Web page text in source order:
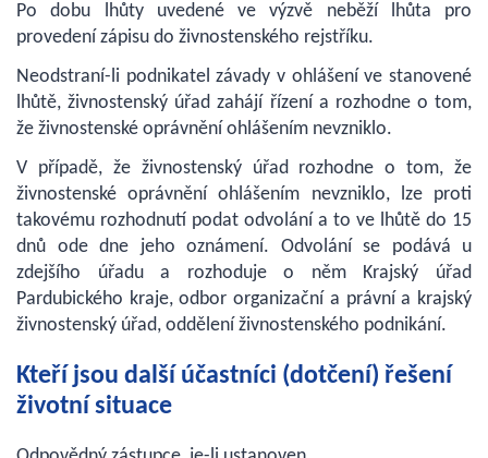
Po dobu lhůty uvedené ve výzvě neběží lhůta pro
provedení zápisu do živnostenského rejstříku.
Neodstraní-li podnikatel závady v ohlášení ve stanovené
lhůtě, živnostenský úřad zahájí řízení a rozhodne o tom,
že živnostenské oprávnění ohlášením nevzniklo.
V případě, že živnostenský úřad rozhodne o tom, že
živnostenské oprávnění ohlášením nevzniklo, lze proti
takovému rozhodnutí podat odvolání a to ve lhůtě do 15
dnů ode dne jeho oznámení. Odvolání se podává u
zdejšího úřadu a rozhoduje o něm Krajský úřad
Pardubického kraje, odbor organizační a právní a krajský
živnostenský úřad, oddělení živnostenského podnikání.
Kteří jsou další účastníci (dotčení) řešení
životní situace